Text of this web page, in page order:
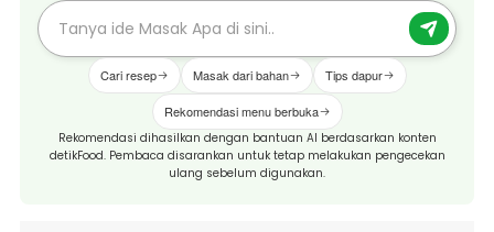
Cari resep Masak dari bahan Tips dapur
Rekomendasi menu berbuka
Rekomendasi dihasilkan dengan bantuan AI berdasarkan konten
detikFood. Pembaca disarankan untuk tetap melakukan pengecekan
ulang sebelum digunakan.